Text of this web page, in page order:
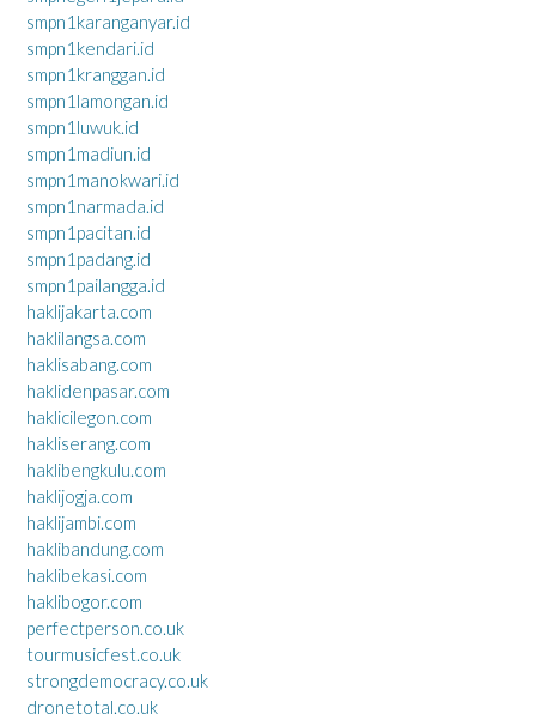
smpn1karanganyar.id
smpn1kendari.id
smpn1kranggan.id
smpn1lamongan.id
smpn1luwuk.id
smpn1madiun.id
smpn1manokwari.id
smpn1narmada.id
smpn1pacitan.id
smpn1padang.id
smpn1pailangga.id
haklijakarta.com
haklilangsa.com
haklisabang.com
haklidenpasar.com
haklicilegon.com
hakliserang.com
haklibengkulu.com
haklijogja.com
haklijambi.com
haklibandung.com
haklibekasi.com
haklibogor.com
perfectperson.co.uk
tourmusicfest.co.uk
strongdemocracy.co.uk
dronetotal.co.uk